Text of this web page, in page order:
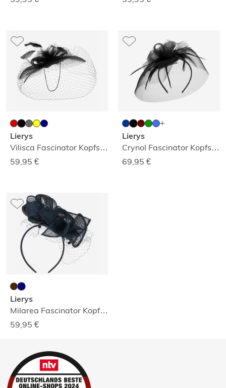
Lierys
Vilisca Fascinator Kopfschmuck
59,95 €
Lierys
Crynol Fascinator Kopfschmuck
69,95 €
Lierys
Milarea Fascinator Kopfschmuck
59,95 €